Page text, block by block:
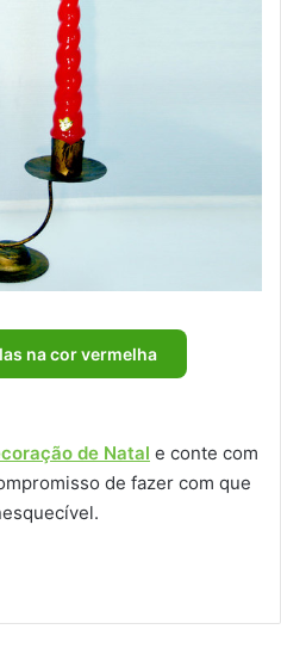
na cor vermelha
de Natal e conte com
de fazer com que